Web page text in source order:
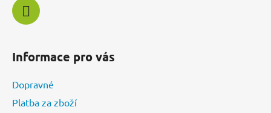
Informace pro vás
Dopravné
Platba za zboží